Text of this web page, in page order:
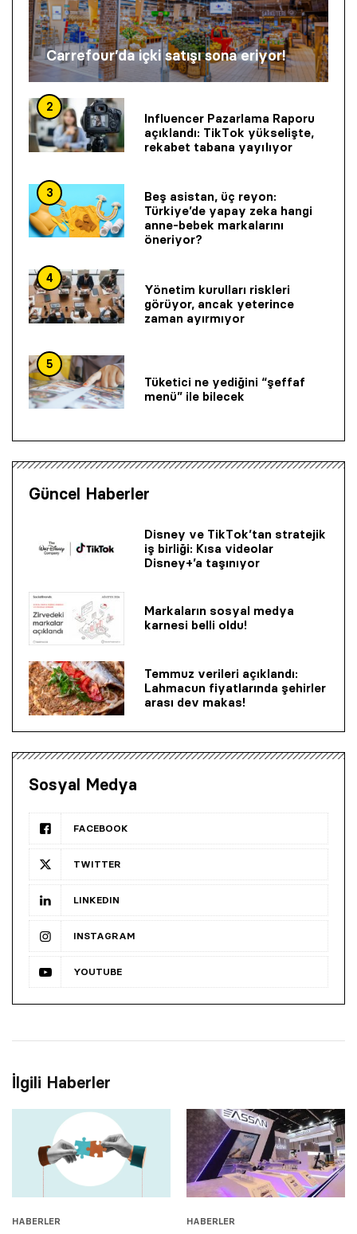
Carrefour’da içki satışı sona eriyor!
2
Influencer Pazarlama Raporu
açıklandı: TikTok yükselişte,
rekabet tabana yayılıyor
3
Beş asistan, üç reyon:
Türkiye’de yapay zeka hangi
anne-bebek markalarını
öneriyor?
4
Yönetim kurulları riskleri
görüyor, ancak yeterince
zaman ayırmıyor
5
Tüketici ne yediğini “şeffaf
menü” ile bilecek
Güncel Haberler
Disney ve TikTok’tan stratejik
iş birliği: Kısa videolar
Disney+’a taşınıyor
Markaların sosyal medya
karnesi belli oldu!
Temmuz verileri açıklandı:
Lahmacun fiyatlarında şehirler
arası dev makas!
Sosyal Medya
FACEBOOK
TWITTER
LINKEDIN
INSTAGRAM
YOUTUBE
İlgili Haberler
HABERLER HABERLER